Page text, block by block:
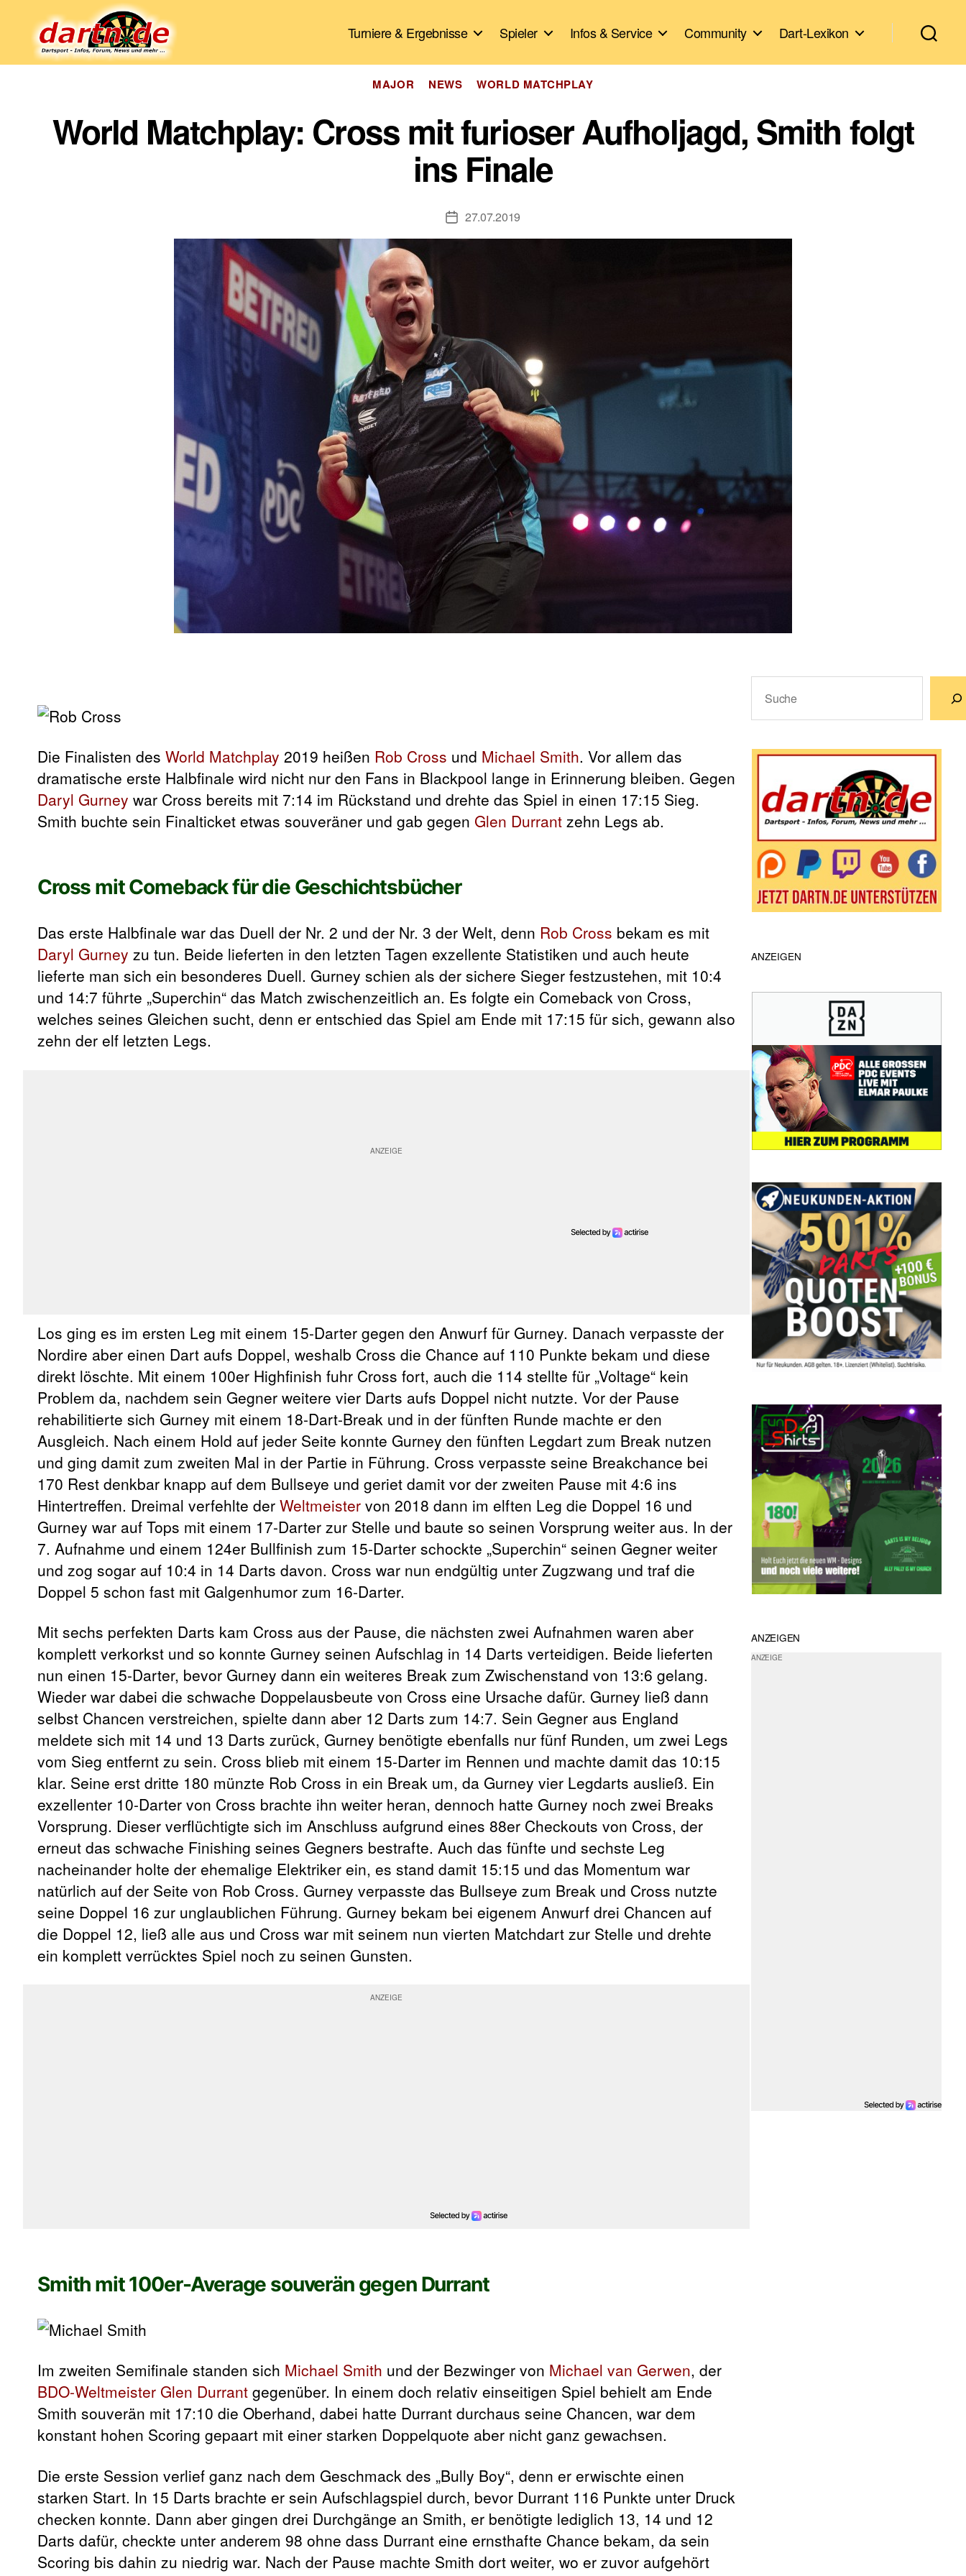
Turniere & Ergebnisse Spieler Infos & Service Community Dart-Lexikon
Kategorien
MAJOR NEWS WORLD MATCHPLAY
World Matchplay: Cross mit furioser Aufholjagd, Smith folgt
ins Finale
Veröffentlichungsdatum
27.07.2019
Die Finalisten des World Matchplay 2019 heißen Rob Cross und Michael Smith. Vor allem das
dramatische erste Halbfinale wird nicht nur den Fans in Blackpool lange in Erinnerung bleiben. Gegen
Daryl Gurney war Cross bereits mit 7:14 im Rückstand und drehte das Spiel in einen 17:15 Sieg.
Smith buchte sein Finalticket etwas souveräner und gab gegen Glen Durrant zehn Legs ab.
Cross mit Comeback für die Geschichtsbücher
Das erste Halbfinale war das Duell der Nr. 2 und der Nr. 3 der Welt, denn Rob Cross bekam es mit
Daryl Gurney zu tun. Beide lieferten in den letzten Tagen exzellente Statistiken und auch heute
lieferte man sich ein besonderes Duell. Gurney schien als der sichere Sieger festzustehen, mit 10:4
und 14:7 führte „Superchin“ das Match zwischenzeitlich an. Es folgte ein Comeback von Cross,
welches seines Gleichen sucht, denn er entschied das Spiel am Ende mit 17:15 für sich, gewann also
zehn der elf letzten Legs.
Los ging es im ersten Leg mit einem 15-Darter gegen den Anwurf für Gurney. Danach verpasste der
Nordire aber einen Dart aufs Doppel, weshalb Cross die Chance auf 110 Punkte bekam und diese
direkt löschte. Mit einem 100er Highfinish fuhr Cross fort, auch die 114 stellte für „Voltage“ kein
Problem da, nachdem sein Gegner weitere vier Darts aufs Doppel nicht nutzte. Vor der Pause
rehabilitierte sich Gurney mit einem 18-Dart-Break und in der fünften Runde machte er den
Ausgleich. Nach einem Hold auf jeder Seite konnte Gurney den fünften Legdart zum Break nutzen
und ging damit zum zweiten Mal in der Partie in Führung. Cross verpasste seine Breakchance bei
170 Rest denkbar knapp auf dem Bullseye und geriet damit vor der zweiten Pause mit 4:6 ins
Hintertreffen. Dreimal verfehlte der Weltmeister von 2018 dann im elften Leg die Doppel 16 und
Gurney war auf Tops mit einem 17-Darter zur Stelle und baute so seinen Vorsprung weiter aus. In der
7. Aufnahme und einem 124er Bullfinish zum 15-Darter schockte „Superchin“ seinen Gegner weiter
und zog sogar auf 10:4 in 14 Darts davon. Cross war nun endgültig unter Zugzwang und traf die
Doppel 5 schon fast mit Galgenhumor zum 16-Darter.
Mit sechs perfekten Darts kam Cross aus der Pause, die nächsten zwei Aufnahmen waren aber
komplett verkorkst und so konnte Gurney seinen Aufschlag in 14 Darts verteidigen. Beide lieferten
nun einen 15-Darter, bevor Gurney dann ein weiteres Break zum Zwischenstand von 13:6 gelang.
Wieder war dabei die schwache Doppelausbeute von Cross eine Ursache dafür. Gurney ließ dann
selbst Chancen verstreichen, spielte dann aber 12 Darts zum 14:7. Sein Gegner aus England
meldete sich mit 14 und 13 Darts zurück, Gurney benötigte ebenfalls nur fünf Runden, um zwei Legs
vom Sieg entfernt zu sein. Cross blieb mit einem 15-Darter im Rennen und machte damit das 10:15
klar. Seine erst dritte 180 münzte Rob Cross in ein Break um, da Gurney vier Legdarts ausließ. Ein
exzellenter 10-Darter von Cross brachte ihn weiter heran, dennoch hatte Gurney noch zwei Breaks
Vorsprung. Dieser verflüchtigte sich im Anschluss aufgrund eines 88er Checkouts von Cross, der
erneut das schwache Finishing seines Gegners bestrafte. Auch das fünfte und sechste Leg
nacheinander holte der ehemalige Elektriker ein, es stand damit 15:15 und das Momentum war
natürlich auf der Seite von Rob Cross. Gurney verpasste das Bullseye zum Break und Cross nutzte
seine Doppel 16 zur unglaublichen Führung. Gurney bekam bei eigenem Anwurf drei Chancen auf
die Doppel 12, ließ alle aus und Cross war mit seinem nun vierten Matchdart zur Stelle und drehte
ein komplett verrücktes Spiel noch zu seinen Gunsten.
Smith mit 100er-Average souverän gegen Durrant
Im zweiten Semifinale standen sich Michael Smith und der Bezwinger von Michael van Gerwen, der
BDO-Weltmeister Glen Durrant gegenüber. In einem doch relativ einseitigen Spiel behielt am Ende
Smith souverän mit 17:10 die Oberhand, dabei hatte Durrant durchaus seine Chancen, war dem
konstant hohen Scoring gepaart mit einer starken Doppelquote aber nicht ganz gewachsen.
Die erste Session verlief ganz nach dem Geschmack des „Bully Boy“, denn er erwischte einen
starken Start. In 15 Darts brachte er sein Aufschlagspiel durch, bevor Durrant 116 Punkte unter Druck
checken konnte. Dann aber gingen drei Durchgänge an Smith, er benötigte lediglich 13, 14 und 12
Darts dafür, checkte unter anderem 98 ohne dass Durrant eine ernsthafte Chance bekam, da sein
Scoring bis dahin zu niedrig war. Nach der Pause machte Smith dort weiter, wo er zuvor aufgehört
ANZEIGEN
ANZEIGEN